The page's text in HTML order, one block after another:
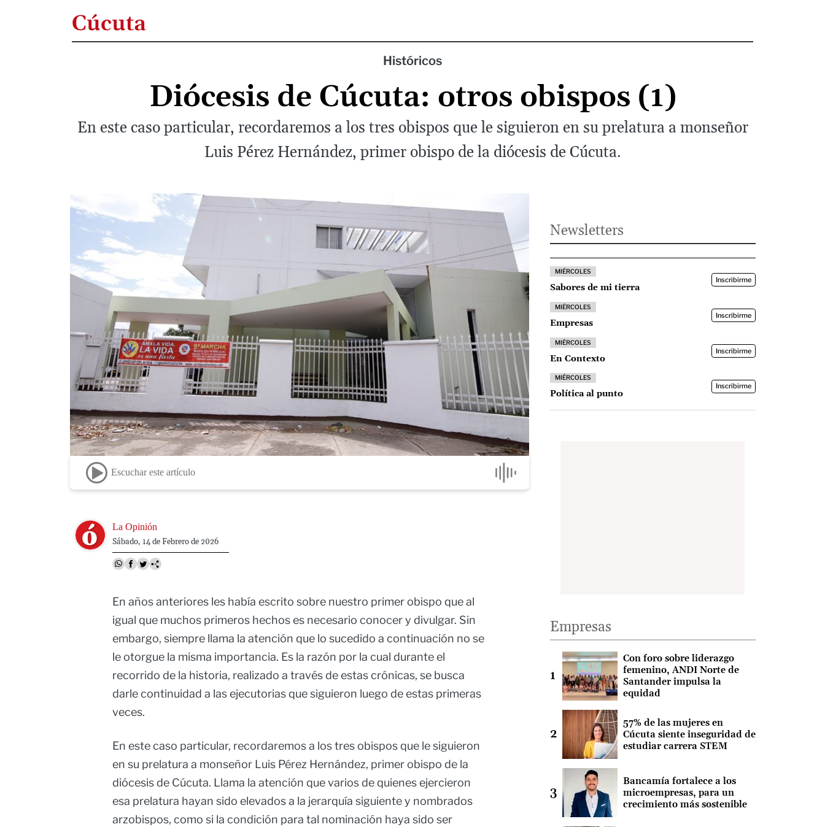
Cúcuta
Históricos
Diócesis de Cúcuta: otros obispos (1)
En este caso particular, recordaremos a los tres obispos que le siguieron en su prelatura a monseñor
Luis Pérez Hernández, primer obispo de la diócesis de Cúcuta.
Escuchar este artículo
Image La Opinión
Sábado, 14 de Febrero de 2026
En años anteriores les había escrito sobre nuestro primer obispo que al
igual que muchos primeros hechos es necesario conocer y divulgar. Sin
embargo, siempre llama la atención que lo sucedido a continuación no se
le otorgue la misma importancia. Es la razón por la cual durante el
recorrido de la historia, realizado a través de estas crónicas, se busca
darle continuidad a las ejecutorias que siguieron luego de estas primeras
veces.
En este caso particular, recordaremos a los tres obispos que le siguieron
en su prelatura a monseñor Luis Pérez Hernández, primer obispo de la
diócesis de Cúcuta. Llama la atención que varios de quienes ejercieron
esa prelatura hayan sido elevados a la jerarquía siguiente y nombrados
arzobispos, como si la condición para tal nominación haya sido ser
Newsletters
MIÉRCOLES
Sabores de mi tierra
Inscribirme
MIÉRCOLES
Empresas
Inscribirme
MIÉRCOLES
En Contexto
Inscribirme
MIÉRCOLES
Política al punto
Inscribirme
Empresas
Con foro sobre liderazgo
femenino, ANDI Norte de
Santander impulsa la
equidad
57% de las mujeres en
Cúcuta siente inseguridad de
estudiar carrera STEM
Bancamía fortalece a los
microempresas, para un
crecimiento más sostenible